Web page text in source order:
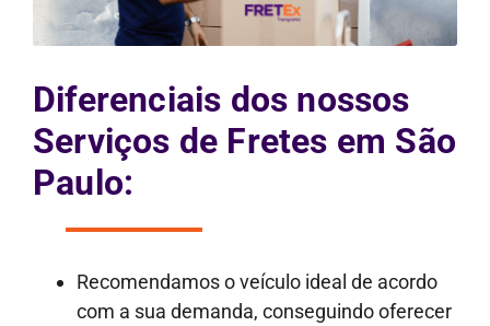
Diferenciais dos nossos
Serviços de Fretes em São
Paulo:
Recomendamos o veículo ideal de acordo
com a sua demanda, conseguindo oferecer